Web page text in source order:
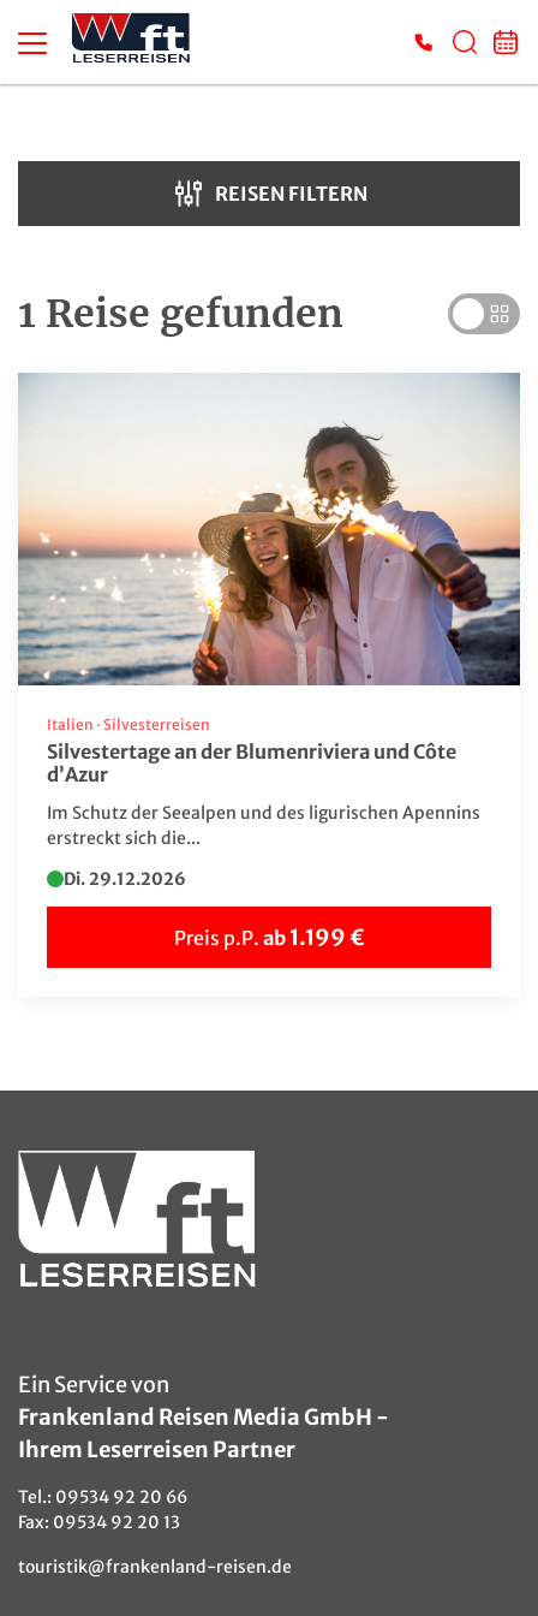
Suche verfeinern
Preis
Adventsreisen
Bus-Rundreise
Deutschland Reisen
Erlebnis & Aufenthalt
Events
Flugreisen
Flusskreuzfahrt
Frühjahrs-Reisen
Herbstreisen
Hochseekreuzfahrten
Musicalfahrten
Neue Reisen
Silvesterreisen
Sonderfahrten
Städte-/Musikreisen
Tagesfahrten
Weihnachtsreisen
FR – Smarte Leserreise
Zielgebiet
REISEN FILTERN
1 Reise gefunden
Italien · Silvesterreisen
Silvestertage an der Blumenriviera und Côte
d’Azur
Im Schutz der Seealpen und des ligurischen Apennins
erstreckt sich die...
Di. 29.12.2026
Preis p.P. ab 1.199 €
Ein Service von
Frankenland Reisen Media GmbH -
Ihrem Leserreisen Partner
Tel.: 09534 92 20 66
Fax: 09534 92 20 13
touristik@frankenland-reisen.de